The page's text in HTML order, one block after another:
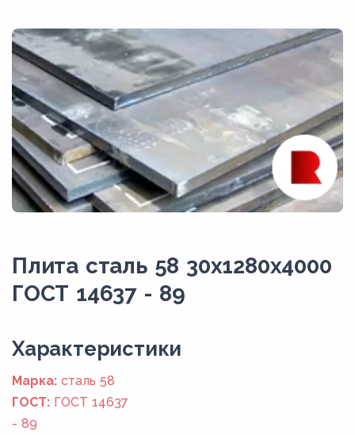
Плита сталь 58 30x1280x4000
ГОСТ 14637 - 89
Xарактеристики
Марка: сталь 58
ГОСТ: ГОСТ 14637
- 89